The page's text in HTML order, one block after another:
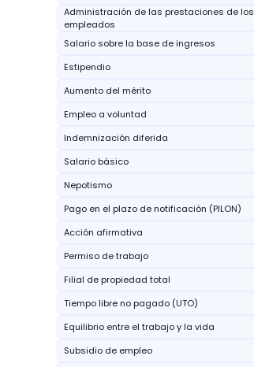
Administración de las prestaciones de los
empleados
Salario sobre la base de ingresos
Estipendio
Aumento del mérito
Empleo a voluntad
Indemnización diferida
Salario básico
Nepotismo
Pago en el plazo de notificación (PILON)
Acción afirmativa
Permiso de trabajo
Filial de propiedad total
Tiempo libre no pagado (UTO)
Equilibrio entre el trabajo y la vida
Subsidio de empleo